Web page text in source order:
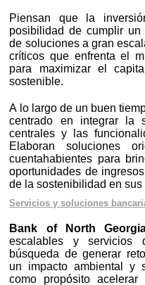
Piensan que la
posibilidad de cumplir
de soluciones a gran
críticos que enfrenta el
para maximizar el
sostenible.
A lo largo de un buen
centrado en integrar la
centrales y las
Elaboran soluciones
cuentahabientes para
oportunidades de
de la sostenibilidad en
Servicios y soluciones
Bank of North
escalables y servicios
búsqueda de generar
un impacto ambiental y
como propósito